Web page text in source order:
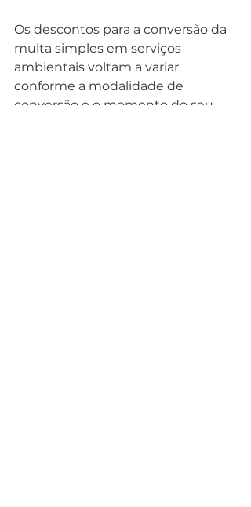
Os descontos para a conversão da
multa simples em serviços
ambientais voltam a variar
conforme a modalidade de
conversão e o momento do seu